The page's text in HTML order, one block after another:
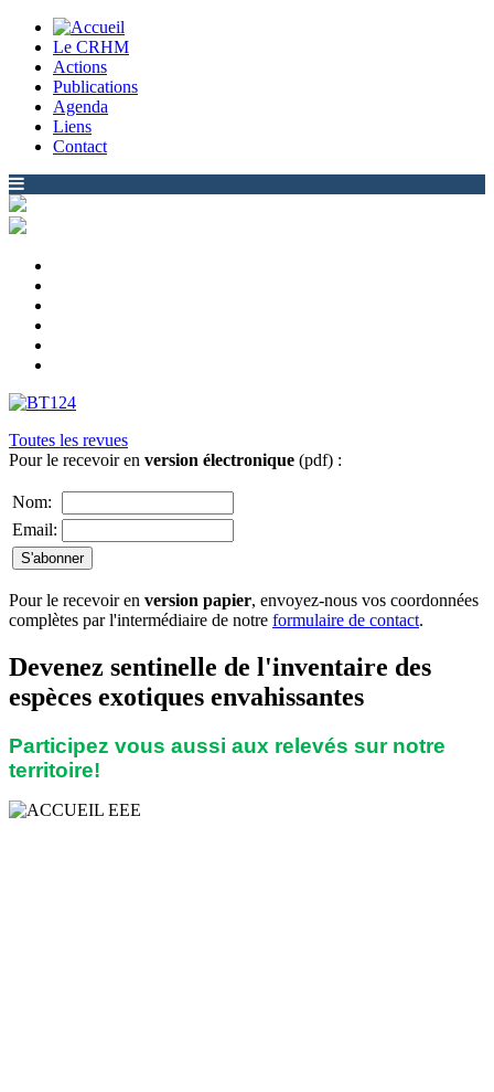
Le CRHM
Actions
Publications
Agenda
Liens
Contact
Toutes les revues
Pour le recevoir en version électronique (pdf) :
Nom:
Email:
Pour le recevoir en version papier, envoyez-nous vos coordonnées
complètes par l'intermédiaire de notre formulaire de contact.
Devenez sentinelle de l'inventaire des
espèces exotiques envahissantes
Participez vous aussi aux relevés sur notre
territoire!